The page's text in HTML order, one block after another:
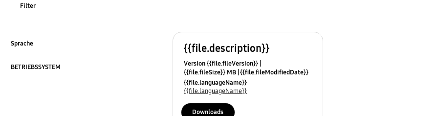
Firmware-Update
Galaxy Apps
Filter
Sprache
BETRIEBSSYSTEM
{{file.description}}
Version {{file.fileVersion}}
{{file.fileSize}} MB {{file.fileModifiedDate}}
{{file.osNames}}
{{file.languageName}}
{{file.languageName}}
Downloads